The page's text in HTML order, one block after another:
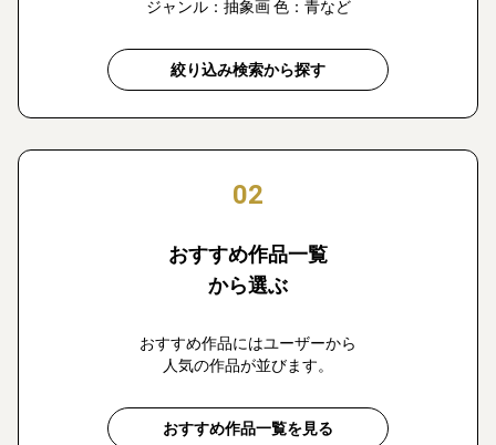
ジャンル：抽象画 色：青など
絞り込み検索から探す
02
おすすめ作品一覧
から選ぶ
おすすめ作品にはユーザーから
人気の作品が並びます。
おすすめ作品一覧を見る